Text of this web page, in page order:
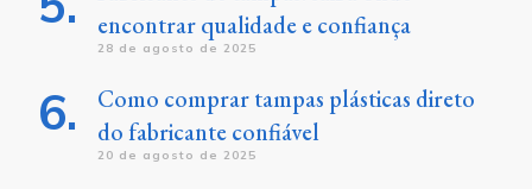
encontrar qualidade e confiança
28 de agosto de 2025
Como comprar tampas plásticas direto
do fabricante confiável
20 de agosto de 2025